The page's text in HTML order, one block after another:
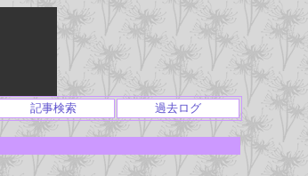
記事検索 過去ログ